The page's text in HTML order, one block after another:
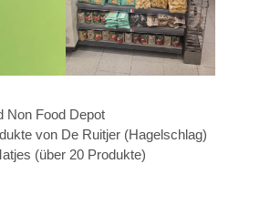
Non Food Depot
von De Ruitjer (Hagelschlag)
(über 20 Produkte)